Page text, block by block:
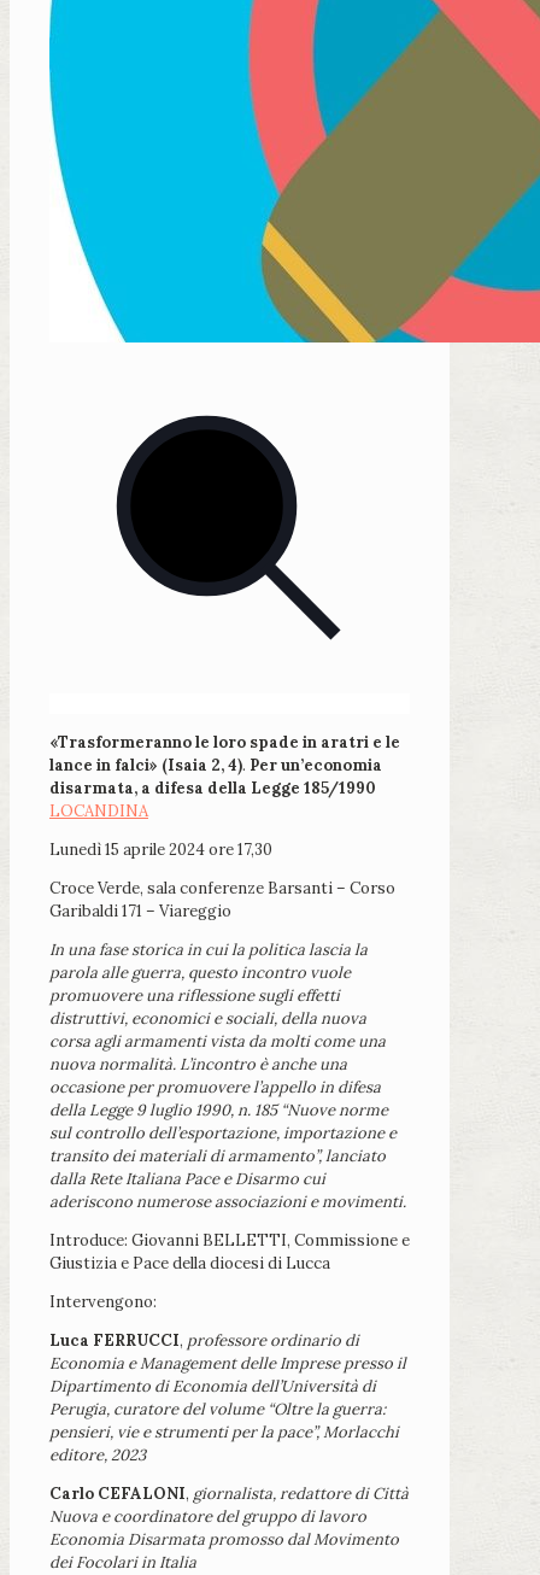
«Trasformeranno le loro spade in aratri e le
lance in falci» (Isaia 2, 4). Per un’economia
disarmata, a difesa della Legge 185/1990
LOCANDINA
Lunedì 15 aprile 2024 ore 17,30
Croce Verde, sala conferenze Barsanti – Corso
Garibaldi 171 – Viareggio
In una fase storica in cui la politica lascia la
parola alle guerra, questo incontro vuole
promuovere una riflessione sugli effetti
distruttivi, economici e sociali, della nuova
corsa agli armamenti vista da molti come una
nuova normalità. L’incontro è anche una
occasione per promuovere l’appello in difesa
della Legge 9 luglio 1990, n. 185 “Nuove norme
sul controllo dell’esportazione, importazione e
transito dei materiali di armamento”, lanciato
dalla Rete Italiana Pace e Disarmo cui
aderiscono numerose associazioni e movimenti.
Introduce: Giovanni BELLETTI, Commissione e
Giustizia e Pace della diocesi di Lucca
Intervengono:
Luca FERRUCCI, professore ordinario di
Economia e Management delle Imprese presso il
Dipartimento di Economia dell’Università di
Perugia, curatore del volume “Oltre la guerra:
pensieri, vie e strumenti per la pace”, Morlacchi
editore, 2023
Carlo CEFALONI, giornalista, redattore di Città
Nuova e coordinatore del gruppo di lavoro
Economia Disarmata promosso dal Movimento
dei Focolari in Italia